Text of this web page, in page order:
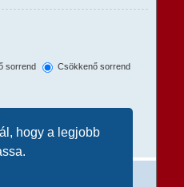
hogy a legjobb
sorrend
Csökkenő sorrend
0-ra.